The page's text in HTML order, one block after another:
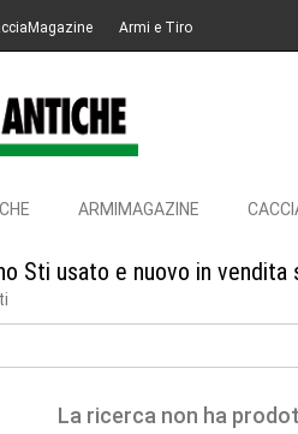
Armi e Tiro
ARMIMAGAZINE
Sti usato e nuovo in vendita
La ricerca non ha